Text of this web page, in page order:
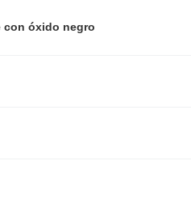
con óxido negro